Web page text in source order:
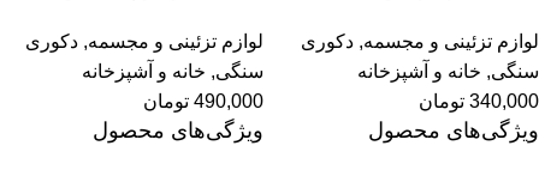
لوازم تزئینی و مجسمه, دکوری
سنگی, خانه و آشپزخانه
340,000 تومان
ویژگی‌های محصول
لوازم تزئینی و مجسمه, دکوری
سنگی, خانه و آشپزخانه
490,000 تومان
ویژگی‌های محصول